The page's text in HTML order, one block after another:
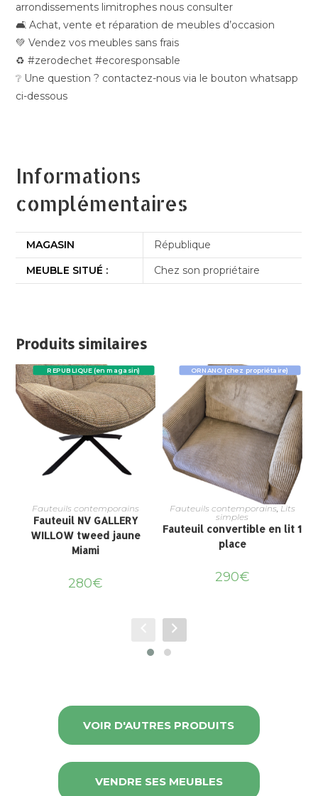
arrondissements limitrophes nous consulter
🛋️ Achat, vente et réparation de meubles d’occasion
💚 Vendez vos meubles sans frais
♻️ #zerodechet #ecoresponsable
❔ Une question ? contactez-nous via le bouton whatsapp
ci-dessous
Informations
complémentaires
MAGASIN
République
MEUBLE SITUÉ :
Chez son propriétaire
Produits similaires
REPUBLIQUE (en magasin)
Fauteuils contemporains
Fauteuil NV GALLERY
WILLOW tweed jaune
Miami
280€
ORNANO (chez propriétaire)
Fauteuils contemporains Lits
simples
Fauteuil convertible en lit 1
place
290€
VOIR D'AUTRES PRODUITS
VENDRE SES MEUBLES